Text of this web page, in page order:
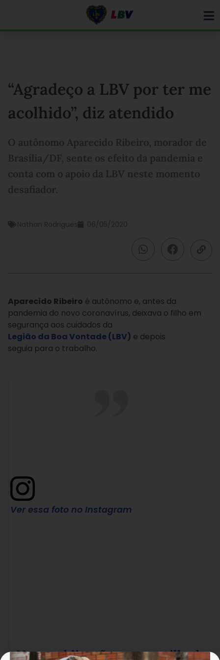
“Agradeço a LBV por ter me
acolhido”, diz atendido
O autônomo Aparecido Ribeiro, morador de
Brasília/DF, sente os efeito da pandemia e
conta com o apoio da LBV neste momento
desafiador.
Nathan Rodrigues 06/05/2020
Aparecido Ribeiro é autônomo e, antes da
pandemia do novo coronavírus, deixava o filho em
segurança aos cuidados da
Legião da Boa Vontade (LBV) e depois
seguia para o trabalho.
Ver essa foto no Instagram
Uma publicação compartilhada